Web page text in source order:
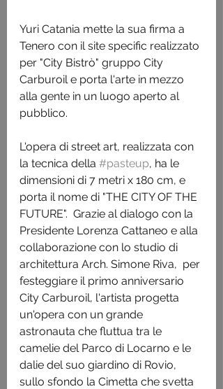
Yuri Catania mette la sua firma a
Tenero con il site specific realizzato
per "City Bistrò" gruppo City
Carburoil e porta l'arte in mezzo
alla gente in un luogo aperto al
pubblico.
L'opera di street art, realizzata con
la tecnica della #pasteup, ha le
dimensioni di 7 metri x 180 cm, e
porta il nome di "THE CITY OF THE
FUTURE".  Grazie al dialogo con la
Presidente Lorenza Cattaneo e alla
collaborazione con lo studio di
architettura Arch. Simone Riva,  per
festeggiare il primo anniversario
City Carburoil, l'artista progetta
un'opera con un grande
astronauta che fluttua tra le
camelie del Parco di Locarno e le
dalie del suo giardino di Rovio,
sullo sfondo la Cimetta che svetta